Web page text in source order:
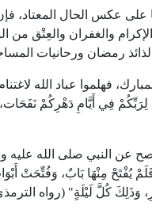
عكس الحال المعتاد، فإن
والغفران والعِتْق
رمضان ورحانيات
فهلموا عباد الله
لِرَبِّكُمْ فِي أَيَّامِ دَهْرِكُمْ
عن النبي صلى الله
مِنْهَا بَابٌ، وَفُتِّحَتْ
وَذَلِكَ كُلَّ لَيْلَةٍ" (رواه